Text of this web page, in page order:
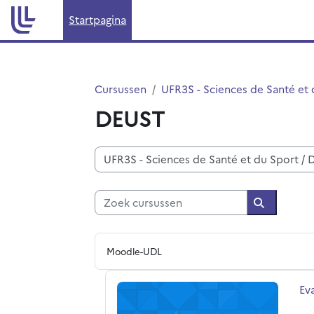
Ga naar hoofdinhoud
Startpagina
Cursussen UFR3S - Sciences de Santé
DEUST
Cursuscategorieën
Zoek cursussen
Zoek
Moodle-UDL
Evaluation des enseignements du 2er